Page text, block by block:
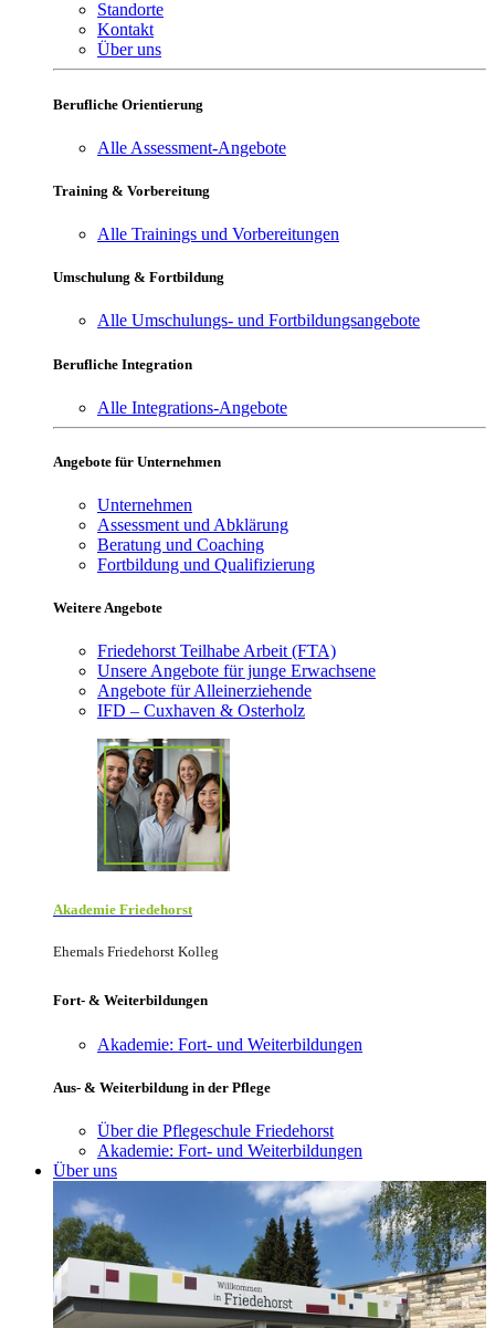
Standorte
Kontakt
Über uns
Berufliche Orientierung
Alle Assessment-Angebote
Training & Vorbereitung
Alle Trainings und Vorbereitungen
Umschulung & Fortbildung
Alle Umschulungs- und Fortbildungsangebote
Berufliche Integration
Alle Integrations-Angebote
Angebote für Unternehmen
Unternehmen
Assessment und Abklärung
Beratung und Coaching
Fortbildung und Qualifizierung
Weitere Angebote
Friedehorst Teilhabe Arbeit (FTA)
Unsere Angebote für junge Erwachsene
Angebote für Alleinerziehende
IFD – Cuxhaven & Osterholz
Akademie Friede­horst
Ehemals Friedehorst Kolleg
Fort- & Weiterbildungen
Akademie: Fort- und Weiterbildungen
Aus- & Weiterbildung in der Pflege
Über die Pflegeschule Friedehorst
Akademie: Fort- und Weiterbildungen
Über uns